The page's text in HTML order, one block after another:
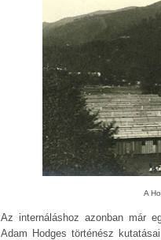
A
Az internáláshoz azonban már
Adam Hodges történész